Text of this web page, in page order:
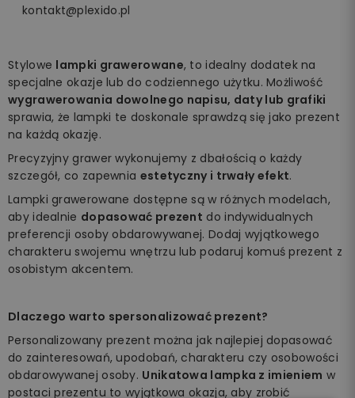
kontakt@plexido.pl
Stylowe lampki grawerowane, to idealny dodatek na
specjalne okazje lub do codziennego użytku. Możliwość
wygrawerowania dowolnego napisu, daty lub grafiki
sprawia, że lampki te doskonale sprawdzą się jako prezent
na każdą okazję.
Precyzyjny grawer wykonujemy z dbałością o każdy
szczegół, co zapewnia estetyczny i trwały efekt.
Lampki grawerowane dostępne są w różnych modelach,
aby idealnie dopasować prezent do indywidualnych
preferencji osoby obdarowywanej. Dodaj wyjątkowego
charakteru swojemu wnętrzu lub podaruj komuś prezent z
osobistym akcentem.
Dlaczego warto spersonalizować prezent?
Personalizowany prezent można jak najlepiej dopasować
do zainteresowań, upodobań, charakteru czy osobowości
obdarowywanej osoby. Unikatowa lampka z imieniem w
postaci prezentu to wyjątkowa okazja, aby zrobić